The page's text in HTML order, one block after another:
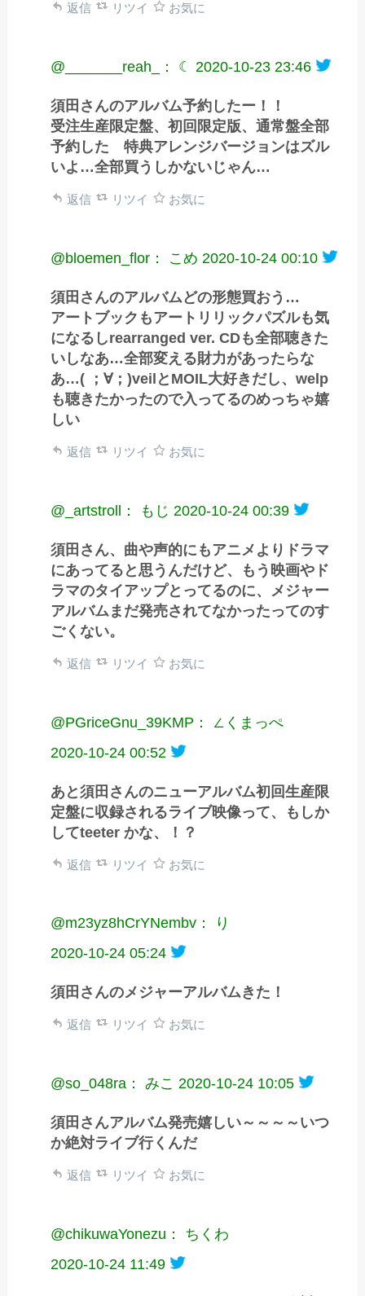
返信 リツイ お気に
@_______reah_： ☾ 2020-10-23 23:46
須田さんのアルバム予約したー！！
受注生産限定盤、初回限定版、通常盤全部
予約した 特典アレンジバージョンはズル
いよ…全部買うしかないじゃん…
返信 リツイ お気に
@bloemen_flor： こめ 2020-10-24 00:10
須田さんのアルバムどの形態買おう…
アートブックもアートリリックパズルも気
になるしrearranged ver. CDも全部聴きた
いしなあ…全部変える財力があったらな
あ…( ；∀；)veilとMOIL大好きだし、welp
も聴きたかったので入ってるのめっちゃ嬉
しい
返信 リツイ お気に
@_artstroll： もじ 2020-10-24 00:39
須田さん、曲や声的にもアニメよりドラマ
にあってると思うんだけど、もう映画やド
ラマのタイアップとってるのに、メジャー
アルバムまだ発売されてなかったってのす
ごくない。
返信 リツイ お気に
@PGriceGnu_39KMP： ∠くまっぺ
2020-10-24 00:52
あと須田さんのニューアルバム初回生産限
定盤に収録されるライブ映像って、もしか
してteeter かな、！？
返信 リツイ お気に
@m23yz8hCrYNembv： り
2020-10-24 05:24
須田さんのメジャーアルバムきた！
返信 リツイ お気に
@so_048ra： みこ 2020-10-24 10:05
須田さんアルバム発売嬉しい～～～～いつ
か絶対ライブ行くんだ
返信 リツイ お気に
@chikuwaYonezu： ちくわ
2020-10-24 11:49